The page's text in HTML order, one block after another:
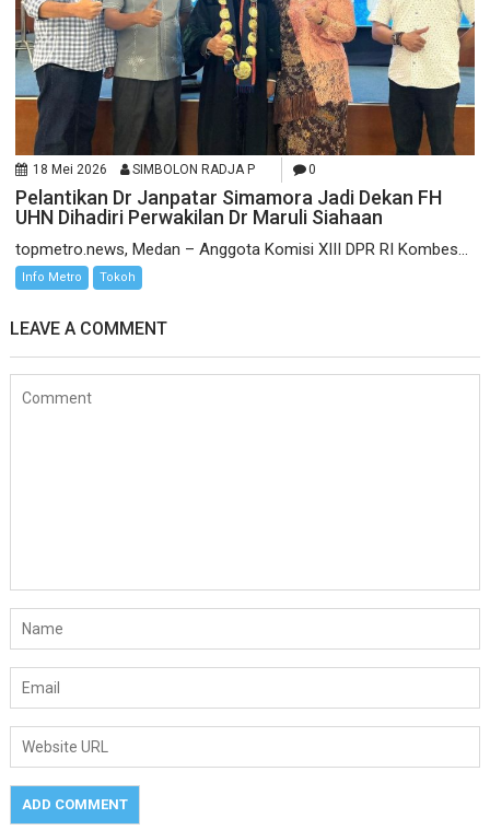
18 Mei 2026 SIMBOLON RADJA P 0
Pelantikan Dr Janpatar Simamora Jadi Dekan FH
UHN Dihadiri Perwakilan Dr Maruli Siahaan
topmetro.news, Medan – Anggota Komisi XIII DPR RI Kombes...
Info Metro Tokoh
LEAVE A COMMENT